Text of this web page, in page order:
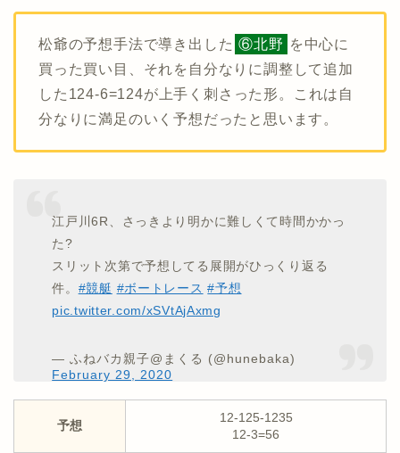
松爺の予想手法で導き出した ⑥北野 を中心に
買った買い目、それを自分なりに調整して追加
した124-6=124が上手く刺さった形。これは自
分なりに満足のいく予想だったと思います。
江戸川6R、さっきより明かに難しくて時間かかっ
た?
スリット次第で予想してる展開がひっくり返る
件。 #競艇 #ボートレース #予想
pic.twitter.com/xSVtAjAxmg
— ふねバカ親子@まくる (@hunebaka)
February 29, 2020
予想
12-125-1235
12-3=56